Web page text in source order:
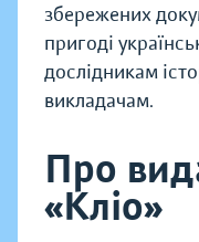
збережених
пригоді
дослідникам
викладачам.
Про
«Кліо»